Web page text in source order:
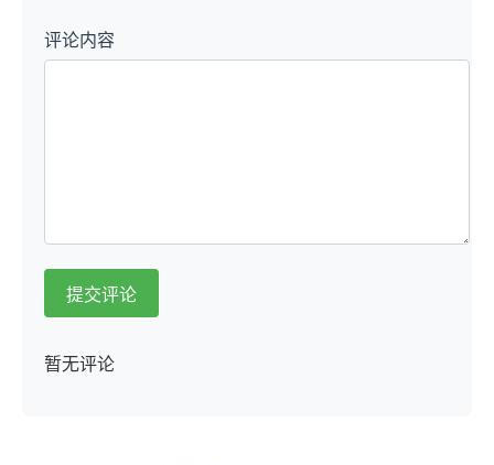
评论内容
提交评论
暂无评论